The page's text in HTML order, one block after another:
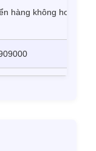
hàng không hoặc